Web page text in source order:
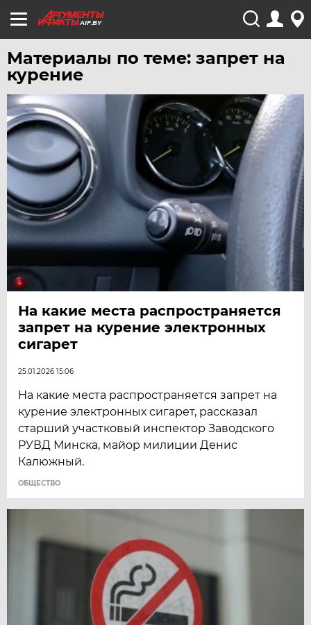
AIF.BY
Материалы по теме: запрет на
курение
На какие места распространяется
запрет на курение электронных
сигарет
25.01.2026 15:06
На какие места распространяется запрет на
курение электронных сигарет, рассказал
старший участковый инспектор Заводского
РУВД Минска, майор милиции Денис
Калюжный.
ОБЩЕСТВО